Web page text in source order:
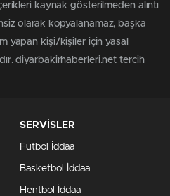
kaynak gösterilmeden alıntı
olarak kopyalanamaz, başka
yapan kişi/kişiler için yasal
diyarbakirhaberleri.net tercih
SERVİSLER
Futbol İddaa
Basketbol İddaa
Hentbol İddaa